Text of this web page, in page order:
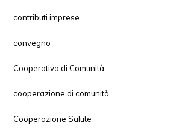
contributi imprese
convegno
Cooperativa di Comunità
cooperazione di comunità
Cooperazione Salute